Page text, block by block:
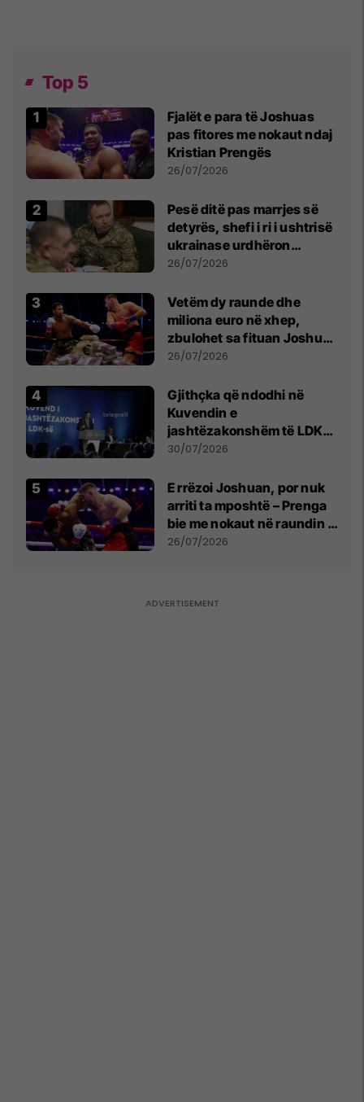
Top 5
Fjalët e para të Joshuas
pas fitores me nokaut ndaj
Kristian Prengës
26/07/2026
Pesë ditë pas marrjes së
detyrës, shefi i ri i ushtrisë
ukrainase urdhëron
kontroll të madh
26/07/2026
Vetëm dy raunde dhe
miliona euro në xhep,
zbulohet sa fituan Joshua
e Prenga
26/07/2026
Gjithçka që ndodhi në
Kuvendin e
jashtëzakonshëm të LDK-
së
30/07/2026
E rrëzoi Joshuan, por nuk
arriti ta mposhtë – Prenga
bie me nokaut në raundin e
dytë
26/07/2026